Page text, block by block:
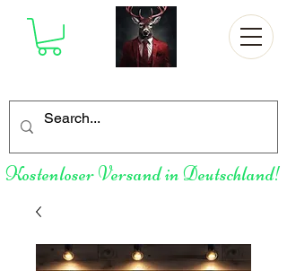
Kostenloser Versand in Deutschland!